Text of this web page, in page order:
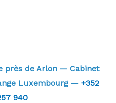
près de Arlon — Cabinet
Luxembourg — +352
940